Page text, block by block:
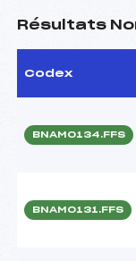
Résultats
Codex
BNAM0134.FFS
BNAM0131.FFS